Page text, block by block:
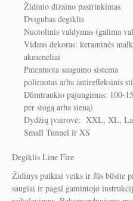
Židinio dizaino pasirinkimas
Dvigubas degiklis
Nuotolinis valdymas (galima
Vidaus dekoras: keraminės
akmenėliai
Patentuota saugumo sistema
poliruotas arba antirefleksinis
Dūmtraukio pajungimas: 100-
per stogą arba sieną)
Dydžių įvairovė: XXL, XL,
Small Tunnel ir XS
Degiklis Line Fire
Židinys puikiai veiks ir Jūs būsite
saugiai ir pagal gamintojo